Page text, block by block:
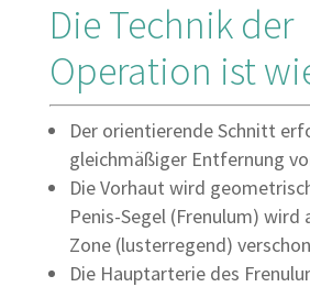
Die Technik der
Operation ist
Der orientierende Schnitt
gleichmäßiger Entfernung
Die Vorhaut wird
Penis-Segel (Frenulum) wird
Zone (lusterregend)
Die Hauptarterie des
sich bitte einfach
telefonisch unter:
Privatpatienten:
(+49) 30 - 23 93 79 04
Kassenpatienten:
(+49) 30 - 23 93 79 04.
Unsere persönliche
kostenpflichtig. Wir
möchten Sie darauf
aufmerksam machen,
dass private und
Selbstzahler Beratung